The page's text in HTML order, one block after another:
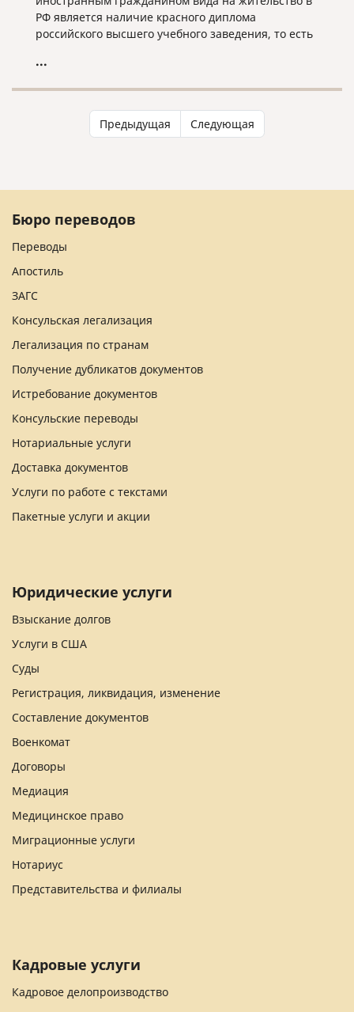
РФ является наличие красного диплома
российского высшего учебного заведения, то есть
отличием.
...
Предыдущая Следующая
Бюро переводов
Переводы
Апостиль
ЗАГС
Консульская легализация
Легализация по странам
Получение дубликатов документов
Истребование документов
Консульские переводы
Нотариальные услуги
Доставка документов
Услуги по работе с текстами
Пакетные услуги и акции
Юридические услуги
Взыскание долгов
Услуги в США
Суды
Регистрация, ликвидация, изменение
Составление документов
Военкомат
Договоры
Медиация
Медицинское право
Миграционные услуги
Нотариус
Представительства и филиалы
Кадровые услуги
Кадровое делопроизводство